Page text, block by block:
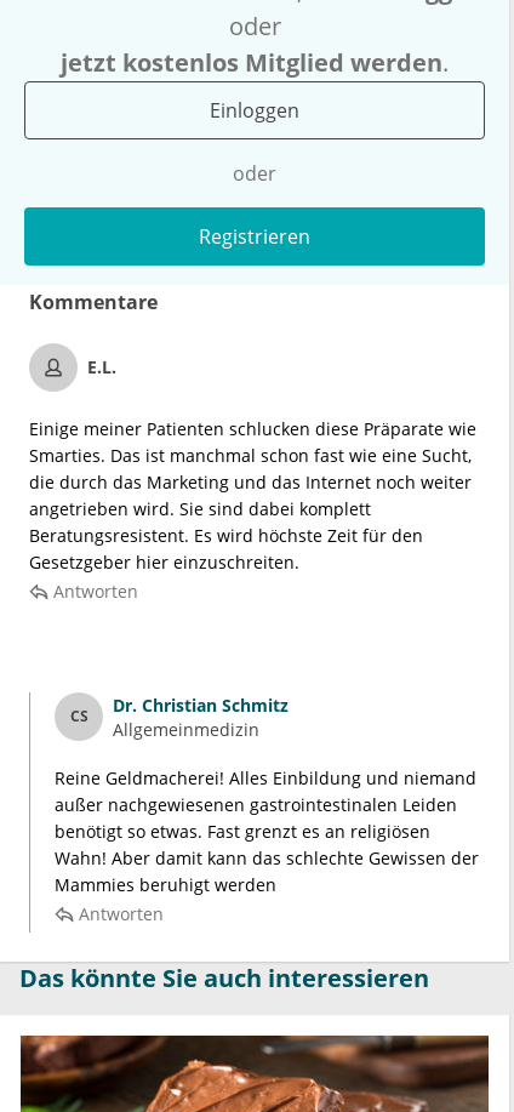
oder
jetzt kostenlos Mitglied werden.
Einloggen
oder
Registrieren
Kommentare
E.L.
Einige meiner Patienten schlucken diese Präparate wie
Smarties. Das ist manchmal schon fast wie eine Sucht,
die durch das Marketing und das Internet noch weiter
angetrieben wird. Sie sind dabei komplett
Beratungsresistent. Es wird höchste Zeit für den
Gesetzgeber hier einzuschreiten.
Antworten
CS Dr. Christian Schmitz
Allgemeinmedizin
Reine Geldmacherei! Alles Einbildung und niemand
außer nachgewiesenen gastrointestinalen Leiden
benötigt so etwas. Fast grenzt es an religiösen
Wahn! Aber damit kann das schlechte Gewissen der
Mammies beruhigt werden
Antworten
Das könnte Sie auch interessieren